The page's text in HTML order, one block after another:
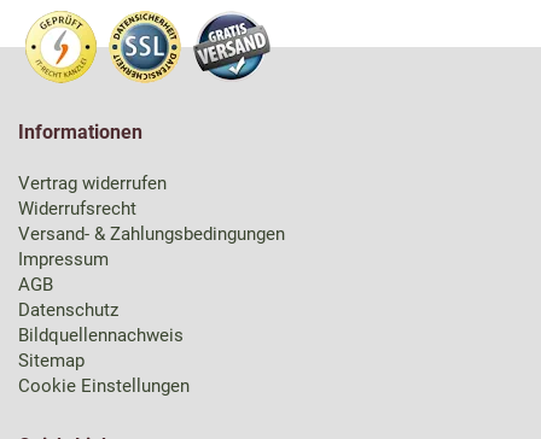
Informationen
Vertrag widerrufen
Widerrufsrecht
Versand- & Zahlungsbedingungen
Impressum
AGB
Datenschutz
Bildquellennachweis
Sitemap
Cookie Einstellungen